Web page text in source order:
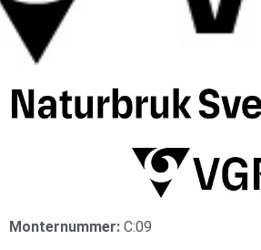
Monternummer: C:09